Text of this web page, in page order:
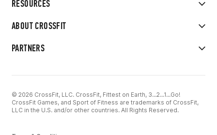
RESOURCES
ABOUT CROSSFIT
PARTNERS
© 2026 CrossFit, LLC. CrossFit, Fittest on Earth, 3...2...1...Go!
CrossFit Games, and Sport of Fitness are trademarks of CrossFit,
LLC in the U.S. and/or other countries. All Rights Reserved.